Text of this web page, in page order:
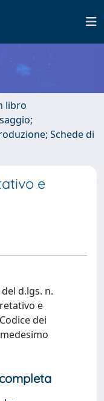
libro
Schede di
e
d.lgs. n.
e
dei